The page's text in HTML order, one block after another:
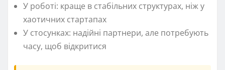
У роботі: краще в стабільних структурах, ніж у
хаотичних стартапах
У стосунках: надійні партнери, але потребують
часу, щоб відкритися